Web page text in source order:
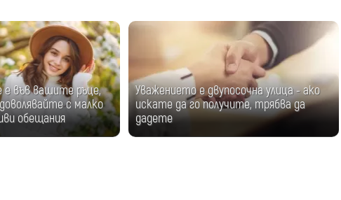
във вашите ръце,
с малко
обещания
Уважението е двупосочна улица - ако
искате да го получите, трябва да
дадете